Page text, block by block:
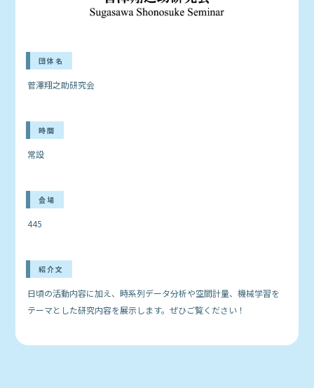
団体名
菅澤翔之助研究会
時間
常設
会場
445
紹介文
日頃の活動内容に加え、時系列データ分析や空間計量、機械学習を
テーマとした研究内容を展示します。ぜひご覧ください！